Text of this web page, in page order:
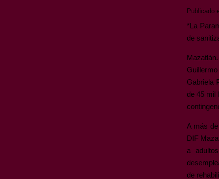
Publicado
*La
de
Gabriela
de 45 mil
A más
DIF
a
de